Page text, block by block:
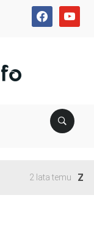
facebookyoutube
2 lata temu